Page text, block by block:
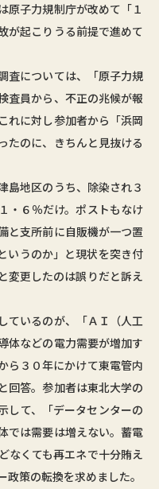
原子力規制庁が改めて「１
が起こりうる前提で進めて
査については、「原子力規
査員から、不正の兆候が報
れに対し参加者から「浜岡
たのに、きちんと見抜ける
島地区のうち、除染され３
・６％だけ。ポストもなけ
と支所前に自販機が一つ置
いうのか」と現状を突き付
変更したのは誤りだと訴え
ているのが、「ＡＩ（人工
体などの電力需要が増加す
ら３０年にかけて東電管内
回答。参加者は東北大学の
して、「データセンターの
では需要は増えない。蓄電
なくても再エネで十分賄え
策の転換を求めました。